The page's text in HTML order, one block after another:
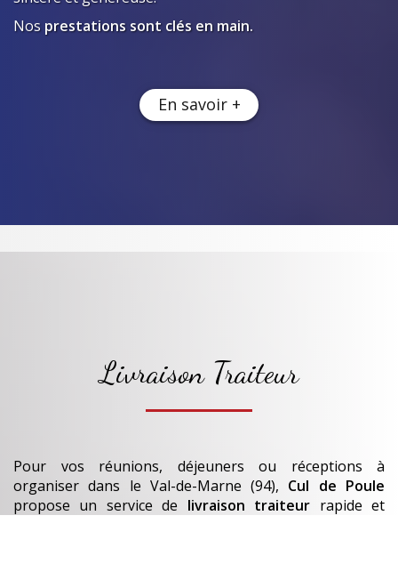
Nos prestations sont clés en main.
En savoir +
Livraison Traiteur
Pour vos réunions, déjeuners ou réceptions à
organiserdans le Val-de-Marne (94), Cul de Poule
propose un service de livraison traiteur rapide et